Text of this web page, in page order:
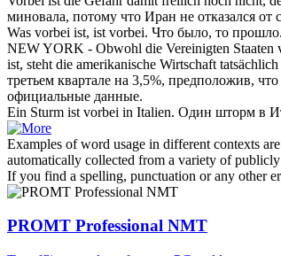
миновала, потому что Иран не отказался
Was vorbei ist, ist vorbei. Что было, то прошло.
NEW YORK - Obwohl die Vereinigten Staaten
ist, steht die amerikanische Wirtschaft
третьем квартале на 3,5%, предположив,
официальные данные.
Ein Sturm ist vorbei in Italien. Один шторм в
Examples of word usage in different contexts
automatically collected from a variety of
If you find a spelling, punctuation or any other
PROMT Professional NMT